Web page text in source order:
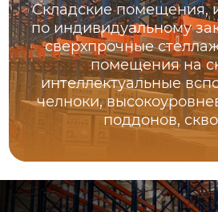
Складские помещения,
по индивидуальному
сверхпрочные
помещения на
интеллектуальные
челноки,
поддонов,